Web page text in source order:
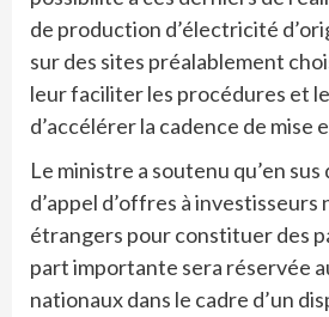
de production d’électricité
sur des sites préalablement
leur faciliter les procédures et
d’accélérer la cadence de mise
Le ministre a soutenu qu’en sus
d’appel d’offres à investisseurs
étrangers pour constituer des
part importante sera réservée
nationaux dans le cadre d’un